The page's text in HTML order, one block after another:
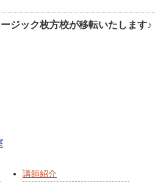
ジック枚方校が移転いたします♪
講師紹介